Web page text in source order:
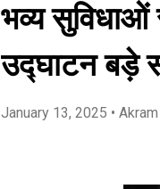
भव्य सुविधाओं
उद्घाटन बड़े
January 13, 2025 •